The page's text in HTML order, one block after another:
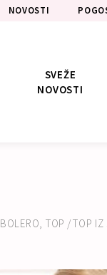
NOVOSTI
SVEŽE
NOVOSTI
BOLERO, TOP /TOP IZ